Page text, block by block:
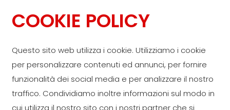
COOKIE POLICY
Questo sito web utilizza i cookie. Utilizziamo i cookie
per personalizzare contenuti ed annunci, per fornire
funzionalità dei social media e per analizzare il nostro
traffico. Condividiamo inoltre informazioni sul modo in
cui utilizza il nostro sito con i nostri partner che si